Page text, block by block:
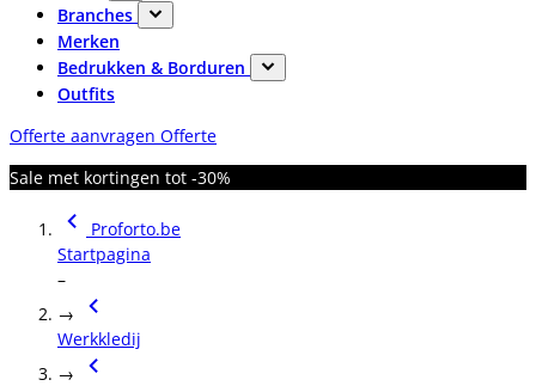
Branches
Merken
Bedrukken & Borduren
Outfits
Offerte aanvragen Offerte
Sale met kortingen tot -30%
Proforto.be
Startpagina
–
→
Werkkledij
→